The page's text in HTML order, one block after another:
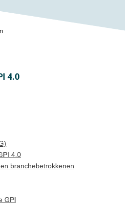
4.0
4.0
branchebetrokkenen
GPI